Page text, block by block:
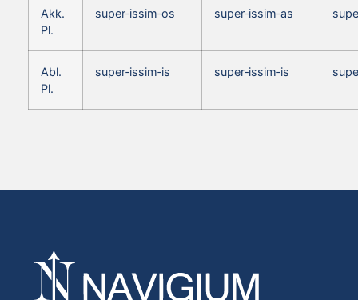
Akk.
Pl.
super‑issim‑os super‑issim‑as
Abl.
Pl.
super‑issim‑is super‑issim‑is